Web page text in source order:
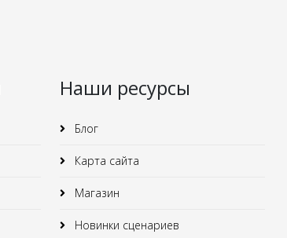
Наши ресурсы
Блог
Карта сайта
Магазин
Новинки сценариев